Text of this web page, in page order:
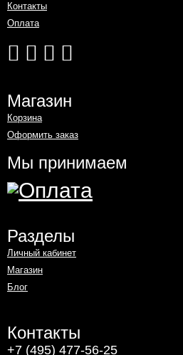
Контакты
Оплата
Магазин
Корзина
Оформить заказ
Мы принимаем
Разделы
Личный кабинет
Магазин
Блог
Контакты
+7 (495) 477-56-25